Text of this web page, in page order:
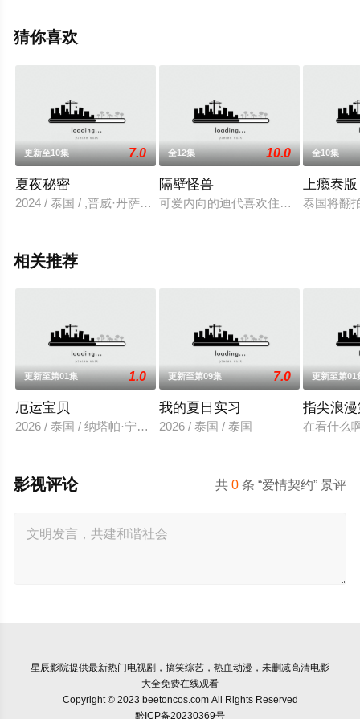
完整版电视剧全集就上星辰电影网，更多相关信息可移步
猜你喜欢
更新至10集 7.0
夏夜秘密
2024 / 泰国 / ,普威·丹萨优,纳塔猜·布恩普拉瑟,普唐·涵萨
全12集 10.0
隔壁怪兽
可爱内向的迪代喜欢住在他的超私人
全10集
上瘾泰版
泰国将翻
相关推荐
更新至第01集 1.0
厄运宝贝
2026 / 泰国 / 纳塔帕·宁吉拉瓦,Tupthong,Suwanrakanont,纳帕特
更新至第09集 7.0
我的夏日实习
2026 / 泰国 / 泰国
更新至第01
指尖浪
在看什么
共0 条 “爱情契约” 景评
影视评论
星辰影院提供最新热门电视剧，搞笑综艺，热血动漫，未删减高清电影
大全免费在线观看
Copyright © 2023 beetoncos.com All Rights Reserved
黔ICP备20230369号